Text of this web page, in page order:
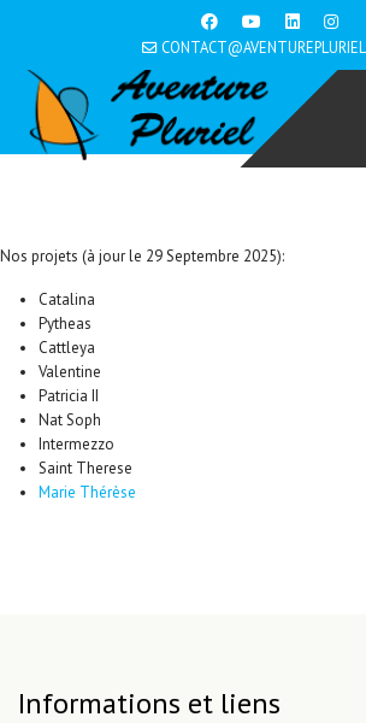
Nos projets (à jour le 29 Septembre 2025):
Catalina
Pytheas
Cattleya
Valentine
Patricia II
Nat Soph
Intermezzo
Saint Therese
Marie Thérèse
Informations et liens